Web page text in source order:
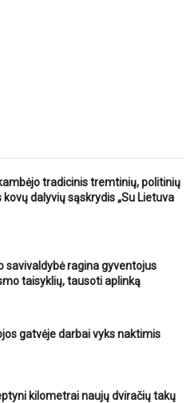
tradicinis tremtinių, politinių
kovų dalyvių sąskrydis „Su Lietuva
savivaldybė ragina gyventojus
taisyklių, tausoti aplinką
gatvėje darbai vyks naktimis
kilometrai naujų dviračių takų